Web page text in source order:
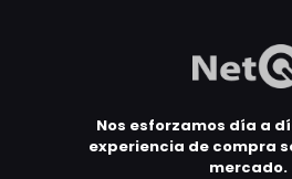
Nos esforzamos día a
experiencia de compra
mercado.